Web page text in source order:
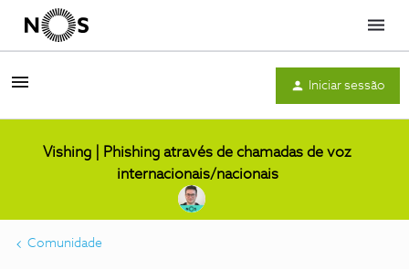
Menu
Iniciar sessão
Vishing | Phishing através de chamadas de voz
internacionais/nacionais
Comunidade